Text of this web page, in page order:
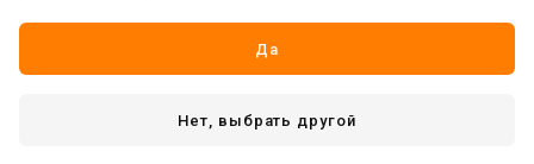
Длина: 2,7 м
8 мм
Да
Нет, выбрать другой